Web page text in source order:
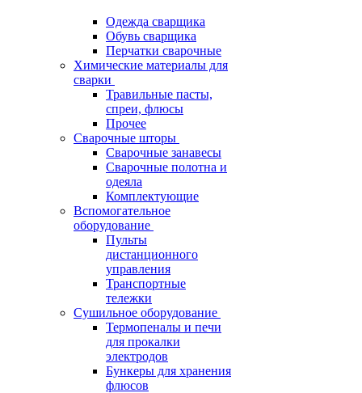
Одежда сварщика
Обувь сварщика
Перчатки сварочные
Химические материалы для
сварки
Травильные пасты,
спреи, флюсы
Прочее
Сварочные шторы
Сварочные занавесы
Сварочные полотна и
одеяла
Комплектующие
Вспомогательное
оборудование
Пульты
дистанционного
управления
Транспортные
тележки
Сушильное оборудование
Термопеналы и печи
для прокалки
электродов
Бункеры для хранения
флюсов